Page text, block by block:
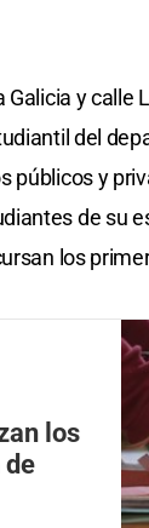
y calle
del
y
de su
los
los